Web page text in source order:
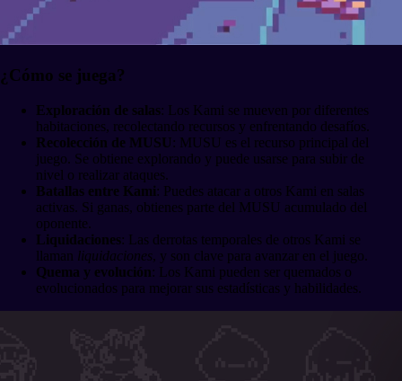
¿Cómo se juega?
Exploración de salas: Los Kami se mueven por diferentes
habitaciones, recolectando recursos y enfrentando desafíos.
Recolección de MUSU: MUSU es el recurso principal del
juego. Se obtiene explorando y puede usarse para subir de
nivel o realizar ataques.
Batallas entre Kami: Puedes atacar a otros Kami en salas
activas. Si ganas, obtienes parte del MUSU acumulado del
oponente.
Liquidaciones: Las derrotas temporales de otros Kami se
llaman liquidaciones, y son clave para avanzar en el juego.
Quema y evolución: Los Kami pueden ser quemados o
evolucionados para mejorar sus estadísticas y habilidades.